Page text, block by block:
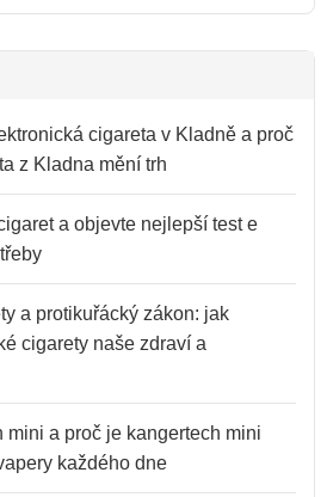
cigareta v Kladně a proč
z Kladna mění trh
a objevte nejlepší test e
a protikuřácký zákon: jak
cigarety naše zdraví a
mini a proč je kangertech mini
každého dne